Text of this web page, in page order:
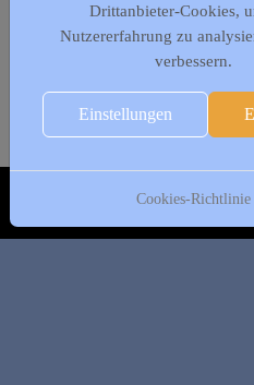
Vorherige Woche
22 - 28 Juni, 2026
25. Juni
19:30 - 21:00Frauengymnastik
Copyright © 2020-2026 DJK
Drittanbieter-Cookies,
Nutzererfahrung zu
verbessern.
Einstellungen
Cookies-Richtlinie